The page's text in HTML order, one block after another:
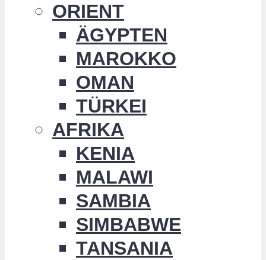
ORIENT
ÄGYPTEN
MAROKKO
OMAN
TÜRKEI
AFRIKA
KENIA
MALAWI
SAMBIA
SIMBABWE
TANSANIA